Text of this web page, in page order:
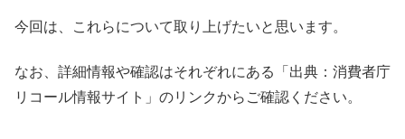
今回は、これらについて取り上げたいと思います。
なお、詳細情報や確認はそれぞれにある「出典：消費者庁
リコール情報サイト」のリンクからご確認ください。